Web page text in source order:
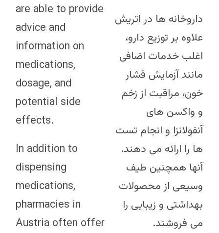
are able to provide
advice and
information on
medications,
dosage, and
potential side
effects.
In addition to
dispensing
medications,
pharmacies in
Austria often offer
داروخانه ها در اتریش
علاوه بر توزیع دارو،
اغلب خدمات اضافی
مانند آزمایش فشار
خون، مراقبت از زخم
و واکسن های
آنفولانزا و انجام تست
ها را ارائه می دهند.
آنها همچنین طیف
وسیعی از محصولات
بهداشتی و زیبایی را
می فروشند.